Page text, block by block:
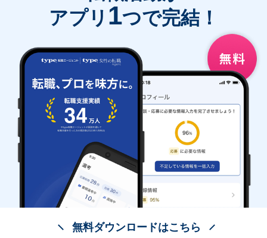
アプリ 1つで完結！
無料ダウンロードはこちら